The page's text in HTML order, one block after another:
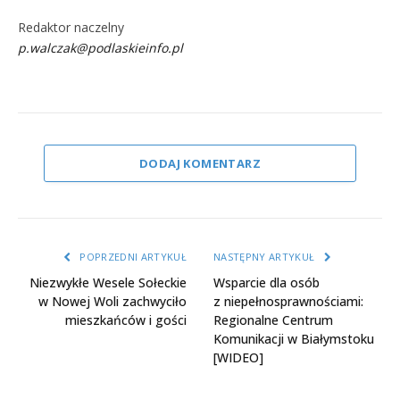
Redaktor naczelny
p.walczak@podlaskieinfo.pl
DODAJ KOMENTARZ
POPRZEDNI ARTYKUŁ
Niezwykłe Wesele Sołeckie
w Nowej Woli zachwyciło
mieszkańców i gości
NASTĘPNY ARTYKUŁ
Wsparcie dla osób
z niepełnosprawnościami:
Regionalne Centrum
Komunikacji w Białymstoku
[WIDEO]